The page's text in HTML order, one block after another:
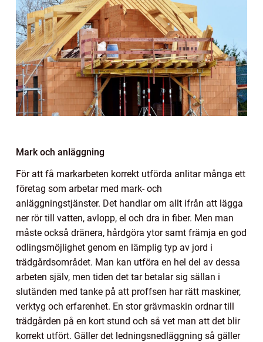
Mark och anläggning
För att få markarbeten korrekt utförda anlitar många ett
företag som arbetar med mark- och
anläggningstjänster. Det handlar om allt ifrån att lägga
ner rör till vatten, avlopp, el och dra in fiber. Men man
måste också dränera, hårdgöra ytor samt främja en god
odlingsmöjlighet genom en lämplig typ av jord i
trädgårdsområdet. Man kan utföra en hel del av dessa
arbeten själv, men tiden det tar betalar sig sällan i
slutänden med tanke på att proffsen har rätt maskiner,
verktyg och erfarenhet. En stor grävmaskin ordnar till
trädgården på en kort stund och så vet man att det blir
korrekt utfört. Gäller det ledningsnedläggning så gäller